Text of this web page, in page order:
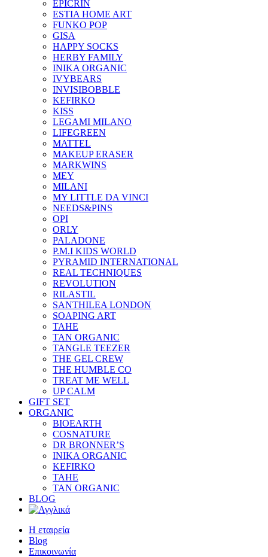
EPICRIN
ESTIA HOME ART
FUNKO POP
GISA
HAPPY SOCKS
HERBY FAMILY
INIKA ORGANIC
IVYBEARS
INVISIBOBBLE
KEFIRKO
KISS
LEGAMI MILANO
LIFEGREEN
MATTEL
MAKEUP ERASER
MARKWINS
MEY
MILANI
MY LITTLE DA VINCI
NEEDS&PINS
OPI
ORLY
PALADONE
P.M.I KIDS WORLD
PYRAMID INTERNATIONAL
REAL TECHNIQUES
REVOLUTION
RILASTIL
SANTHILEA LONDON
SOAPING ART
TAHE
TAN ORGANIC
TANGLE TEEZER
THE GEL CREW
THE HUMBLE CO
TREAT ME WELL
UP CALM
GIFT SET
ORGANIC
BIOEARTH
COSNATURE
DR BRONNER’S
INIKA ORGANIC
KEFIRKO
TAHE
TAN ORGANIC
BLOG
Η εταιρεία
Blog
Επικοινωνία